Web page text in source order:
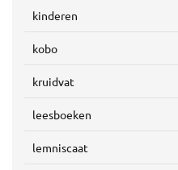
kinderen
kobo
kruidvat
leesboeken
lemniscaat